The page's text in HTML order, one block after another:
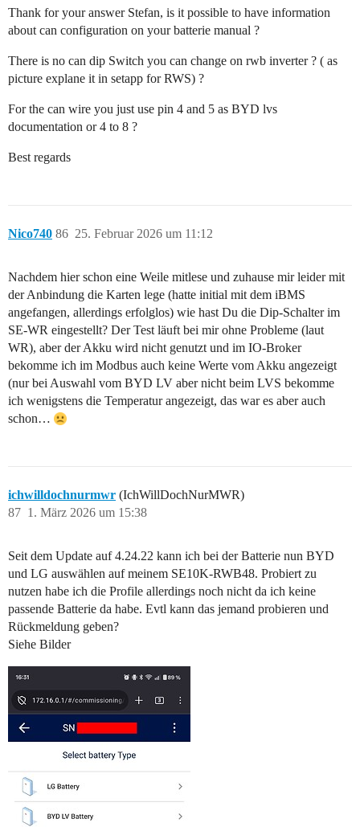
Thank for your answer Stefan, is it possible to have information
about can configuration on your batterie manual ?
There is no can dip Switch you can change on rwb inverter ? ( as
picture explane it in setapp for RWS) ?
For the can wire you just use pin 4 and 5 as BYD lvs
documentation or 4 to 8 ?
Best regards
Nico740 25. Februar 2026 um 11:12
86
Nachdem hier schon eine Weile mitlese und zuhause mir leider mit
der Anbindung die Karten lege (hatte initial mit dem iBMS
angefangen, allerdings erfolglos) wie hast Du die Dip-Schalter im
SE-WR eingestellt? Der Test läuft bei mir ohne Probleme (laut
WR), aber der Akku wird nicht genutzt und im IO-Broker
bekomme ich im Modbus auch keine Werte vom Akku angezeigt
(nur bei Auswahl vom BYD LV aber nicht beim LVS bekomme
ich wenigstens die Temperatur angezeigt, das war es aber auch
schon…
ichwilldochnurmwr (IchWillDochNurMWR)
1. März 2026 um 15:38
87
Seit dem Update auf 4.24.22 kann ich bei der Batterie nun BYD
und LG auswählen auf meinem SE10K-RWB48. Probiert zu
nutzen habe ich die Profile allerdings noch nicht da ich keine
passende Batterie da habe. Evtl kann das jemand probieren und
Rückmeldung geben?
Siehe Bilder